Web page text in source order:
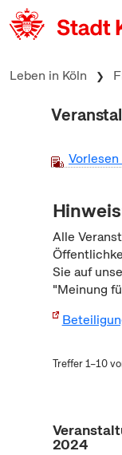
zum Inhalt springen
Leben in Köln
Vorlesen
Alle
Sie auf
"Meinung
Treffer 1–10
2024